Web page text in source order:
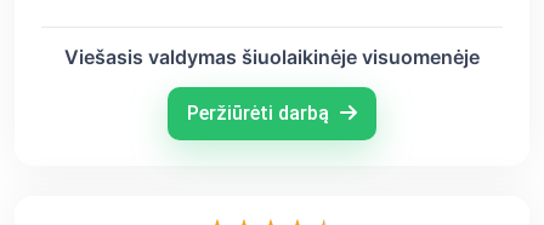
Viešasis valdymas šiuolaikinėje visuomenėje
Peržiūrėti darbą